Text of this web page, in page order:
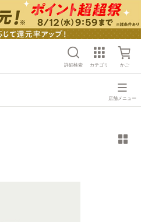
詳細検索 カテゴリ かご
店舗メニュー